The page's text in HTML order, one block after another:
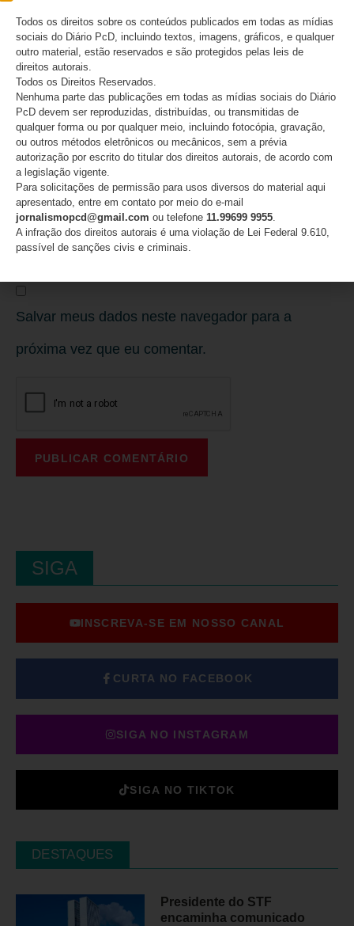
Nome*
E-mail*
Site
Salvar meus dados neste navegador para a
próxima vez que eu comentar.
SIGA
INSCREVA-SE EM NOSSO CANAL
CURTA NO FACEBOOK
SIGA NO INSTAGRAM
SIGA NO TIKTOK
DESTAQUES
Presidente do STF
encaminha comunicado
Todos os direitos sobre os conteúdos publicados em todas as mídias
sociais do Diário PcD, incluindo textos, imagens, gráficos, e qualquer
outro material, estão reservados e são protegidos pelas leis de
direitos autorais.
Todos os Direitos Reservados.
Nenhuma parte das publicações em todas as mídias sociais do Diário
PcD devem ser reproduzidas, distribuídas, ou transmitidas de
qualquer forma ou por qualquer meio, incluindo fotocópia, gravação,
ou outros métodos eletrônicos ou mecânicos, sem a prévia
autorização por escrito do titular dos direitos autorais, de acordo com
a legislação vigente.
Para solicitações de permissão para usos diversos do material aqui
apresentado, entre em contato por meio do e-mail
jornalismopcd@gmail.com ou telefone 11.99699 9955.
A infração dos direitos autorais é uma violação de Lei Federal 9.610,
passível de sanções civis e criminais.